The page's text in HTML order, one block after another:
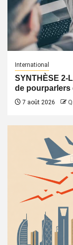
International
SYNTHÈSE 2-
de pourparlers
7 août 2026